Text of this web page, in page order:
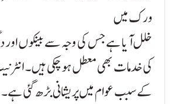
ورک میں
خلل آیا ہے جس کی وجہ سے بینکوں اور
کی خدمات بھی معطل ہو چکی ہیں۔
کے سبب عوام میں پریشانی بڑھ گئی ہے۔